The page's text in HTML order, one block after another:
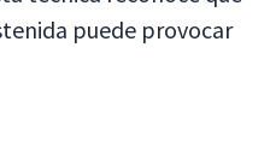
puede provocar